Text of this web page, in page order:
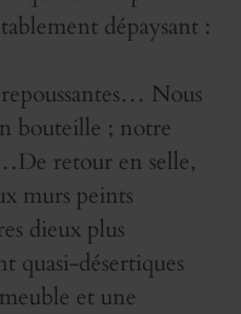
dépaysant :
Nous
bouteille ; notre
retour en selle,
murs peints
dieux plus
quasi-désertiques
et une